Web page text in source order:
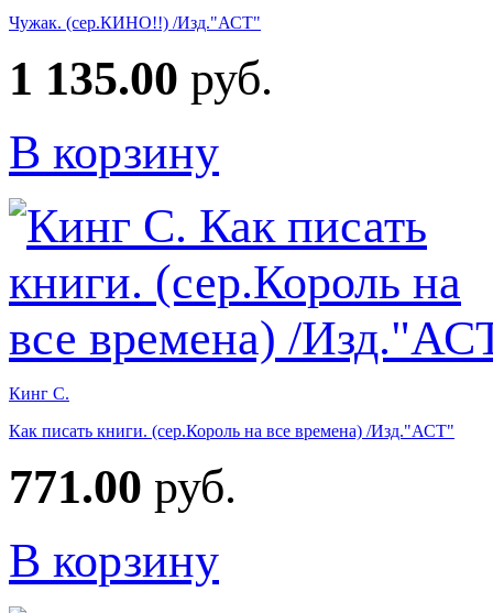
Чужак. (сер.КИНО!!) /Изд."АСТ"
1 135.00 руб.
В корзину
Кинг С.
Как писать книги. (сер.Король на все времена) /Изд."АСТ"
771.00 руб.
В корзину